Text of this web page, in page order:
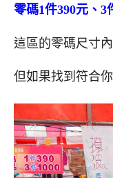
零碼1件390元、3
這區的零碼尺寸
但如果找到符合